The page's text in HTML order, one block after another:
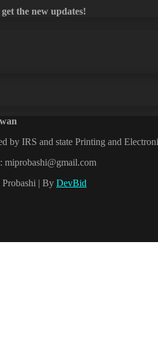
the new updates!
by IRS and state Printing and
miprobashi@gmail.com
| By DevBid